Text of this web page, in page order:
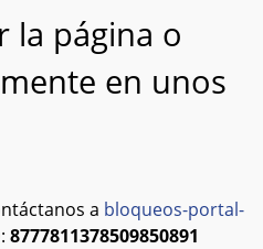
la página o
en unos
a bloqueos-portal-
8777811378509850891